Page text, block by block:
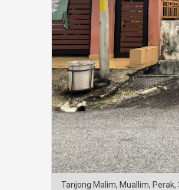
Tanjong Malim, Muallim, Perak,